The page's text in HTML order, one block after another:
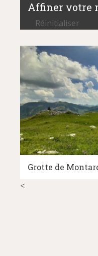
Réinitialiser
Affiner votre
Grotte de
<